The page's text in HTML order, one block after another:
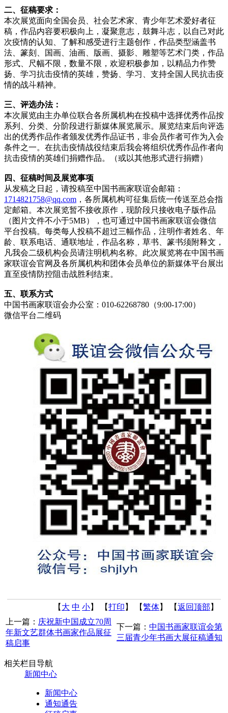
二、征稿要求：
本次展览面向全国会员、社会艺术家、青少年艺术爱好者征
稿，作品内容要积极向上，凝聚意志，鼓舞斗志，以自己对此
次疫情的认知、了解和感受进行主题创作，作品类型涵盖书
法、篆刻、国画、油画、版画、摄影、雕塑等艺术门类，作品
形式、尺幅不限，数量不限，欢迎积极参加，以精品力作赞
扬、学习抗击疫情的英雄，赞扬、学习、支持全国人民抗击疫
情的战斗精神。
三、评选办法：
本次展览由主办单位联合各所属机构在投稿中选择优秀作品按
系列、分类、分阶段进行新媒体展览展示。展览结束后向评选
出的优秀作品作者颁发优秀作品证书，非会员作者可作为入会
条件之一。在抗击疫情战役结束后我会将组织优秀作品作者向
抗击疫情的英雄们捐赠作品。（或以其他形式进行捐赠）
四、征稿时间及展览事项
从发稿之日起，请投稿至中国书画家联谊会邮箱：
1714821758@qq.com ，各所属机构可征集后统一传送至总会指
定邮箱。本次展览暂不接收原作，现阶段只接收电子版作品
（图片文件不小于5MB），也可通过中国书画家联谊会微信
平台投稿。每类每人投稿不超过三幅作品，注明作者姓名、年
龄、联系电话、通联地址，作品名称，草书、篆书须附释文，
凡我会二级机构会员请注明机构名称。此次展览将在中国书画
家联谊会官网及各所属机构和团体会员单位的新媒体平台展出
直至疫情防控阻击战胜利结束。
五、联系方式
中国书画家联谊会办公室：010-62268780（9:00-17:00）
微信平台二维码
【 大 中 小】 【打印 】 【繁体】 【返回顶部 】
上一篇： 庆祝新中国成立70周
年新文艺群体书画家作品展征
稿启事
下一篇： 中国书画家联谊会第
三届青少年书画大展征稿通知
相关栏目导航
新闻中心
新闻中心
通知通告